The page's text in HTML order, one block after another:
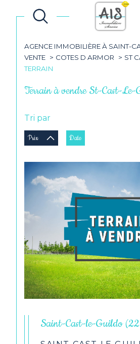
AGENCE IMMOBILIÈRE À SAINT-
VENTE
COTES D ARMOR
ST
TERRAIN
Terrain à vendre St-Cast-
Tri par
Prix Date
Saint-Cast-le-Guildo